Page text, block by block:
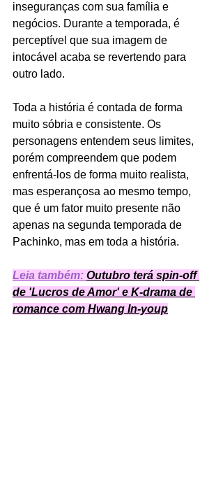
inseguranças com sua família e
negócios. Durante a temporada, é
perceptível que sua imagem de
intocável acaba se revertendo para
outro lado.
Toda a história é contada de forma
muito sóbria e consistente. Os
personagens entendem seus limites,
porém compreendem que podem
enfrentá-los de forma muito realista,
mas esperançosa ao mesmo tempo,
que é um fator muito presente não
apenas na segunda temporada de
Pachinko, mas em toda a história.
Leia também: Outubro terá spin-off
de 'Lucros de Amor' e K-drama de
romance com Hwang In-youp